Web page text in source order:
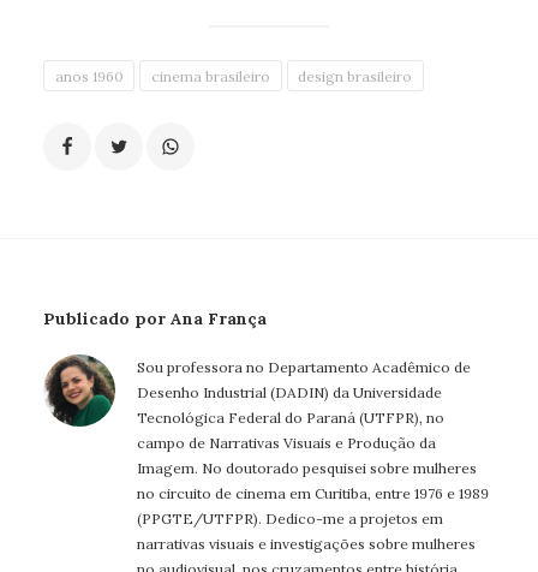
anos 1960 cinema brasileiro design brasileiro
Publicado por Ana França
Sou professora no Departamento Acadêmico de
Desenho Industrial (DADIN) da Universidade
Tecnológica Federal do Paraná (UTFPR), no
campo de Narrativas Visuais e Produção da
Imagem. No doutorado pesquisei sobre mulheres
no circuito de cinema em Curitiba, entre 1976 e 1989
(PPGTE/UTFPR). Dedico-me a projetos em
narrativas visuais e investigações sobre mulheres